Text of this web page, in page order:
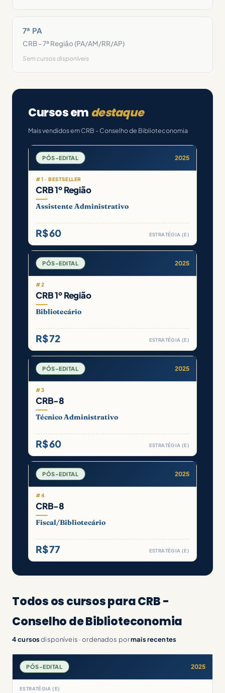
7ª PA
CRB - 7ª Região (PA/AM/RR/AP)
Sem cursos disponíveis
Cursos emdestaque
Mais vendidos em CRB - Conselho de Biblioteconomia
PÓS-EDITAL 2025
#1 · BESTSELLER
CRB 1º Região
Assistente Administrativo
R$ 60 ESTRATÉGIA (E)
PÓS-EDITAL 2025
#2
CRB 1º Região
Bibliotecário
R$ 72 ESTRATÉGIA (E)
PÓS-EDITAL 2025
#3
CRB-8
Técnico Administrativo
R$ 60 ESTRATÉGIA (E)
PÓS-EDITAL 2025
#4
CRB-8
Fiscal/Bibliotecário
R$ 77 ESTRATÉGIA (E)
Todos os cursos para CRB -
Conselho de Biblioteconomia
4 cursosdisponíveis · ordenados pormais recentes
PÓS-EDITAL 2025
ESTRATÉGIA (E)